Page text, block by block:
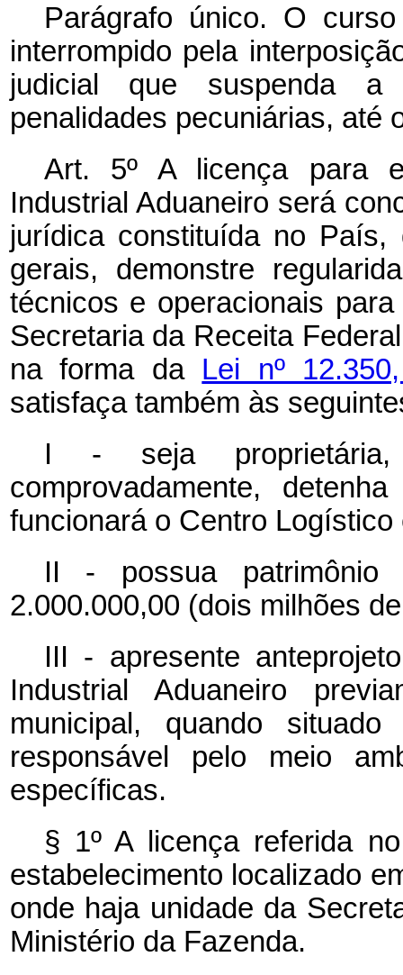
Parágrafo único. O
interrompido pela
judicial que suspenda a
penalidades pecuniárias, até
Art. 5º A licença para
Industrial Aduaneiro será
jurídica constituída no
gerais, demonstre
técnicos e operacionais
Secretaria da Receita
na forma da Lei nº
satisfaça também às
I - seja
comprovadamente,
funcionará o Centro
II - possua
2.000.000,00 (dois milhões
III - apresente
Industrial Aduaneiro
municipal, quando
responsável pelo meio
específicas.
§ 1º A licença referida
estabelecimento localizado
onde haja unidade da
Ministério da Fazenda.